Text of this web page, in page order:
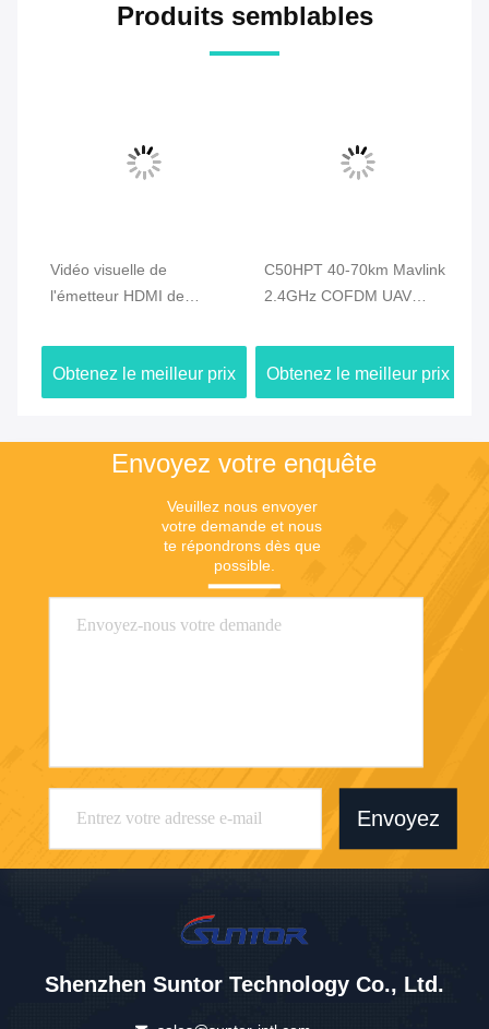
Produits semblables
Vidéo visuelle de
l'émetteur HDMI de
l'économie 2.4G 5km et
liaison de transmission de
données duplex
Obtenez le meilleur prix
C50HPT 40-70km Mavlink
2.4GHz COFDM UAV
longue portée UP/Downlink
Obtenez le meilleur prix
Envoyez votre enquête
Veuillez nous envoyer
votre demande et nous
te répondrons dès que
possible.
Envoyez
Shenzhen Suntor Technology Co., Ltd.